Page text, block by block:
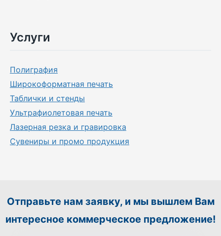
Услуги
Полиграфия
Широкоформатная печать
Таблички и стенды
Ультрафиолетовая печать
Лазерная резка и гравировка
Сувениры и промо продукция
Отправьте нам заявку, и мы вышлем Вам
интересное коммерческое предложение!